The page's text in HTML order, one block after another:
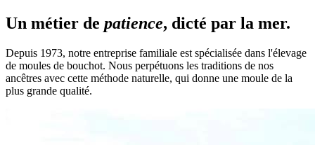
Un métier de patience, dicté par la mer.
Depuis 1973, notre entreprise familiale est spécialisée dans l'élevage
de moules de bouchot. Nous perpétuons les traditions de nos
ancêtres avec cette méthode naturelle, qui donne une moule de la
plus grande qualité.